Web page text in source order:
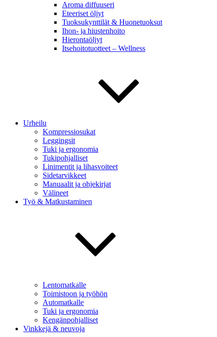
Aroma diffuuseri
Eteeriset öljyt
Tuoksukynttilät & Huonetuoksut
Ihon- ja hiustenhoito
Hierontaöljyt
Itsehoitotuotteet – Wellness
Urheilu
Kompressiosukat
Leggingsit
Tuki ja ergonomia
Tukipohjalliset
Linimentit ja lihasvoiteet
Sidetarvikkeet
Manuaalit ja ohjekirjat
Välineet
Työ & Matkustaminen
Lentomatkalle
Toimistoon ja työhön
Automatkalle
Tuki ja ergonomia
Kengänpohjalliset
Vinkkejä & neuvoja